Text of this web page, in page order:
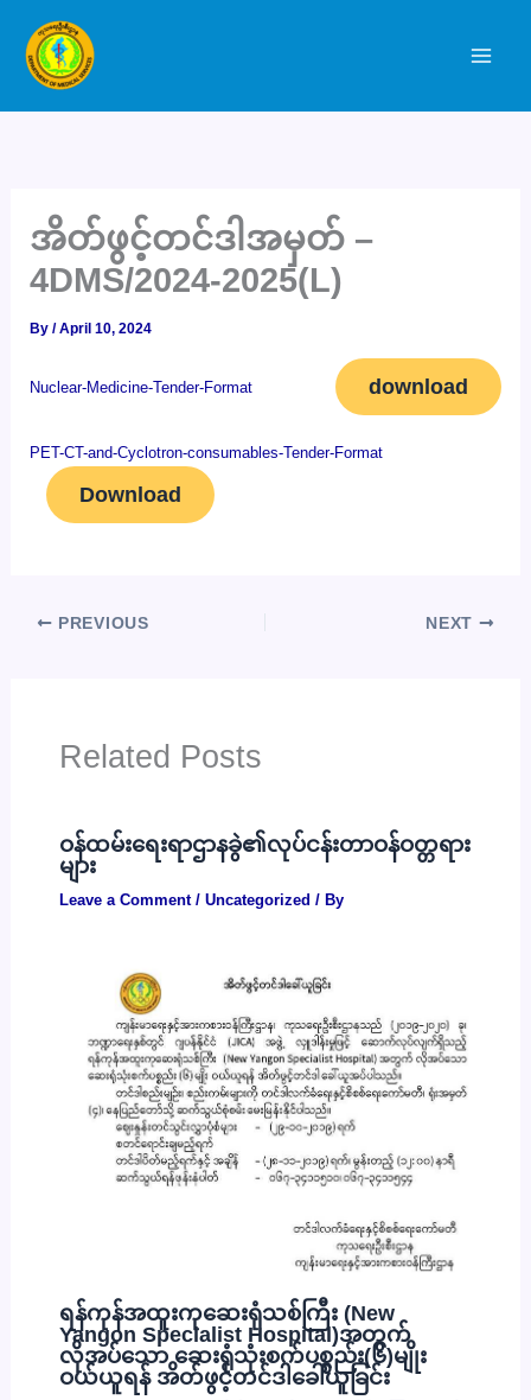
content
အိတ်ဖွင့်တင်ဒါအမှတ် –
4DMS/2024-2025(L)
By/April 10, 2024
Nuclear-Medicine-Tender-Format download
PET-CT-and-Cyclotron-consumables-Tender-Format
Download
PREVIOUS NEXT
Related Posts
ဝန်ထမ်းရေးရာဌာနခွဲ၏လုပ်ငန်းတာဝန်ဝတ္တရား
များ
Leave a Comment / Uncategorized / By
ရန်ကုန်အထူးကုဆေးရုံသစ်ကြီး (New
Yangon Specialist Hospital)အတွက်
လိုအပ်သော ဆေးရုံသုံးစက်ပစ္စည်း(၆)မျိုး
ဝယ်ယူရန် အိတ်ဖွင့်တင်ဒါခေါ်ယူခြင်း